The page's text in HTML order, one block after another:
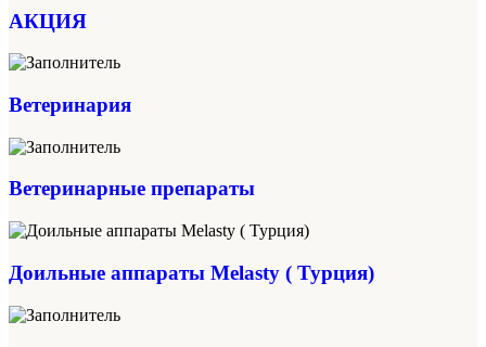
АКЦИЯ
Ветеринария
Ветеринарные препараты
Доильные аппараты Melasty ( Турция)